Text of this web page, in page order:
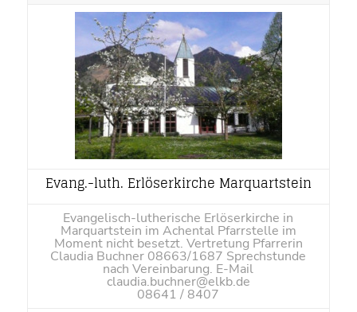
Evang.-luth. Erlöserkirche Marquartstein
Evangelisch-lutherische Erlöserkirche in
Marquartstein im Achental Pfarrstelle im
Moment nicht besetzt. Vertretung Pfarrerin
Claudia Buchner 08663/1687 Sprechstunde
nach Vereinbarung. E-Mail
claudia.buchner@elkb.de
08641 / 8407